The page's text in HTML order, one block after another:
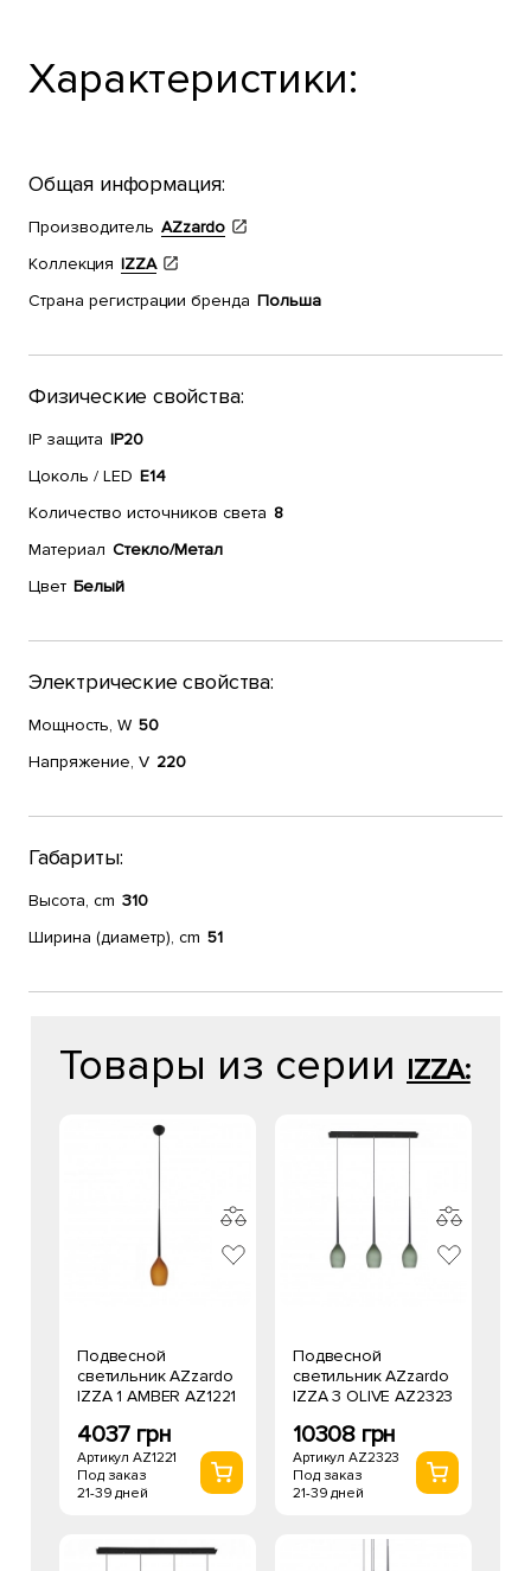
Характеристики:
Общая информация:
Производитель AZzardo
Коллекция IZZA
Страна регистрации бренда Польша
Физические свойства:
IP защита IP20
Цоколь / LED E14
Количество источников света 8
Материал Стекло/Метал
Цвет Белый
Электрические свойства:
Мощность, W 50
Напряжение, V 220
Габариты:
Высота, cm 310
Ширина (диаметр), cm 51
Товары из серии IZZA:
Подвесной
светильник AZzardo
IZZA 1 AMBER AZ1221
4037 грн
Артикул AZ1221
Под заказ
21-39 дней
Подвесной
светильник AZzardo
IZZA 3 OLIVE AZ2323
10308 грн
Артикул AZ2323
Под заказ
21-39 дней